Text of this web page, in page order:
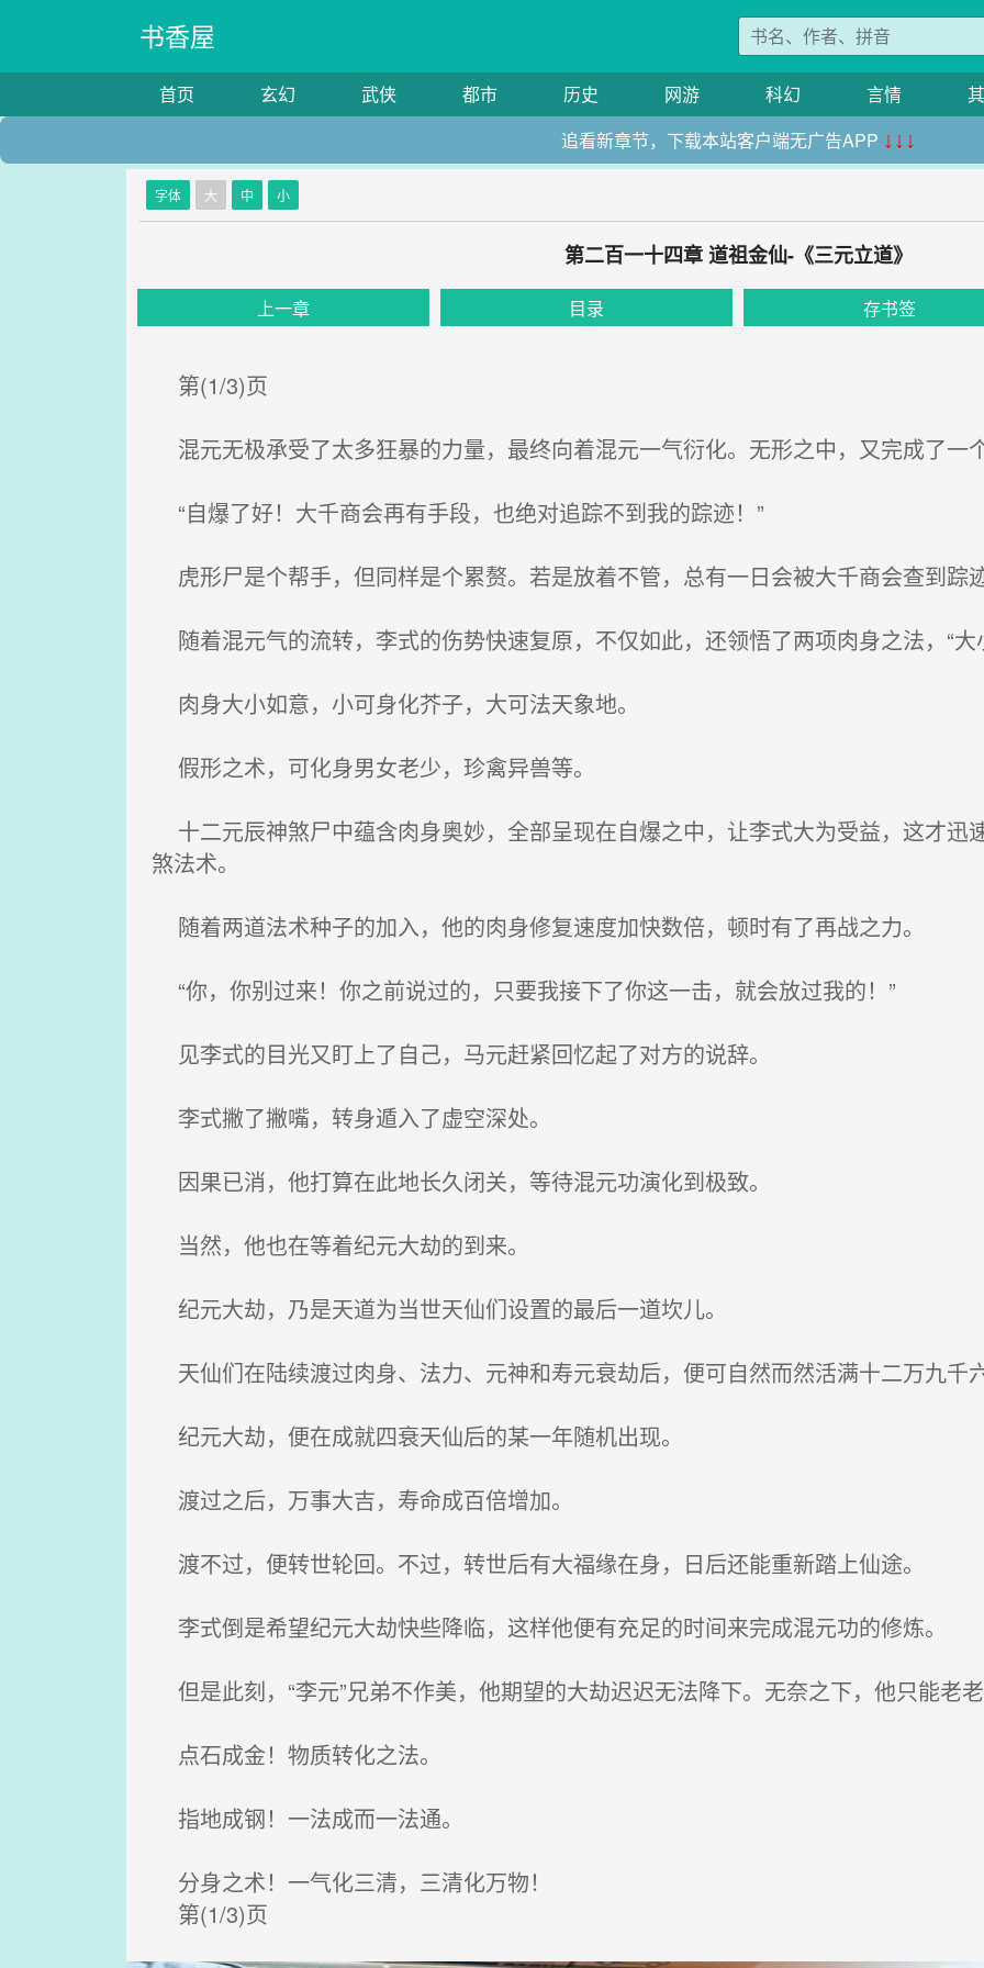
书香屋
首页 玄幻 武侠 都市 历史 网游 科幻 言情
追看新章节，下载本站客户端无广告APP ↓↓↓
字体 大 中 小
第二百一十四章 道祖金仙-《三元立道》
上一章 目录 存书签
第(1/3)页
混元无极承受了太多狂暴的力量，最终向着混元一气衍化。无形之中，又完成了一
“自爆了好！大千商会再有手段，也绝对追踪不到我的踪迹！”
虎形尸是个帮手，但同样是个累赘。若是放着不管，总有一日会被大千商会查到踪
随着混元气的流转，李式的伤势快速复原，不仅如此，还领悟了两项肉身之法，“大
肉身大小如意，小可身化芥子，大可法天象地。
假形之术，可化身男女老少，珍禽异兽等。
十二元辰神煞尸中蕴含肉身奥妙，全部呈现在自爆之中，让李式大为受益，这才迅
煞法术。
随着两道法术种子的加入，他的肉身修复速度加快数倍，顿时有了再战之力。
“你，你别过来！你之前说过的，只要我接下了你这一击，就会放过我的！”
见李式的目光又盯上了自己，马元赶紧回忆起了对方的说辞。
李式撇了撇嘴，转身遁入了虚空深处。
因果已消，他打算在此地长久闭关，等待混元功演化到极致。
当然，他也在等着纪元大劫的到来。
纪元大劫，乃是天道为当世天仙们设置的最后一道坎儿。
天仙们在陆续渡过肉身、法力、元神和寿元衰劫后，便可自然而然活满十二万九千
纪元大劫，便在成就四衰天仙后的某一年随机出现。
渡过之后，万事大吉，寿命成百倍增加。
渡不过，便转世轮回。不过，转世后有大福缘在身，日后还能重新踏上仙途。
李式倒是希望纪元大劫快些降临，这样他便有充足的时间来完成混元功的修炼。
但是此刻，“李元”兄弟不作美，他期望的大劫迟迟无法降下。无奈之下，他只能老
点石成金！物质转化之法。
指地成钢！一法成而一法通。
分身之术！一气化三清，三清化万物！
第(1/3)页